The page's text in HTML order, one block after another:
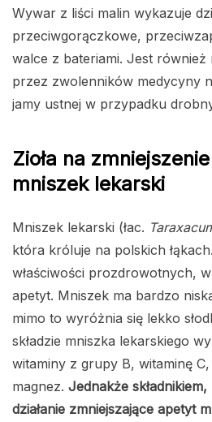
Wywar z liści malin wykazuje
przeciwgorączkowe,
walce z bateriami. Jest
przez zwolenników medycyny
jamy ustnej w przypadku
Zioła na
mniszek lekarski
Mniszek lekarski (łac.
która króluje na polskich
właściwości prozdrowotnych,
apetyt. Mniszek ma bardzo
mimo to wyróżnia się lekko
składzie mniszka lekarskiego
witaminy z grupy B, witaminę
magnez. Jednakże
działanie zmniejszające apetyt